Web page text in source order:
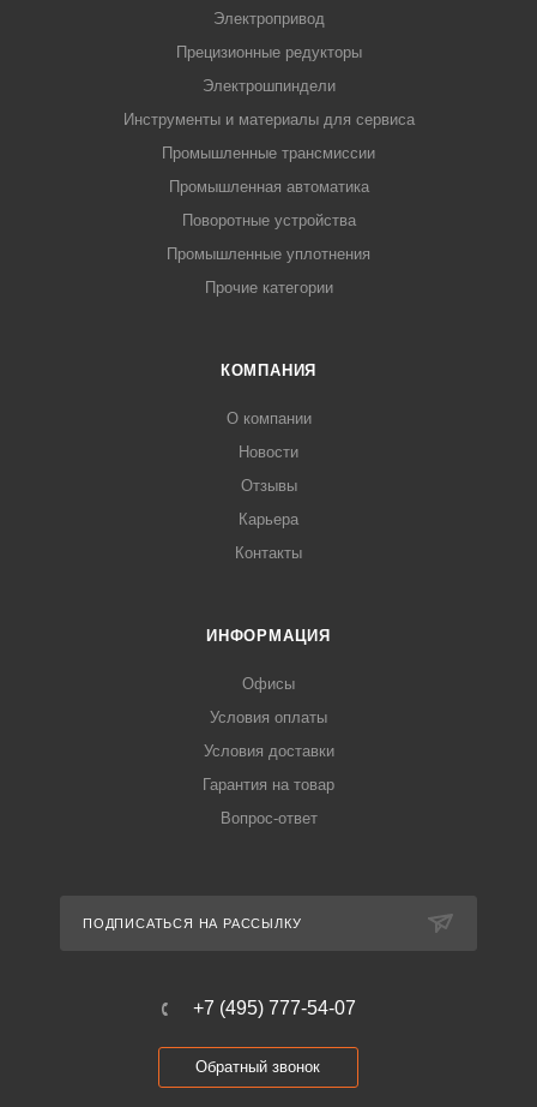
Электропривод
Прецизионные редукторы
Электрошпиндели
Инструменты и материалы для сервиса
Промышленные трансмиссии
Промышленная автоматика
Поворотные устройства
Промышленные уплотнения
Прочие категории
КОМПАНИЯ
О компании
Новости
Отзывы
Карьера
Контакты
ИНФОРМАЦИЯ
Офисы
Условия оплаты
Условия доставки
Гарантия на товар
Вопрос-ответ
ПОДПИСАТЬСЯ НА РАССЫЛКУ
+7 (495) 777-54-07
Обратный звонок